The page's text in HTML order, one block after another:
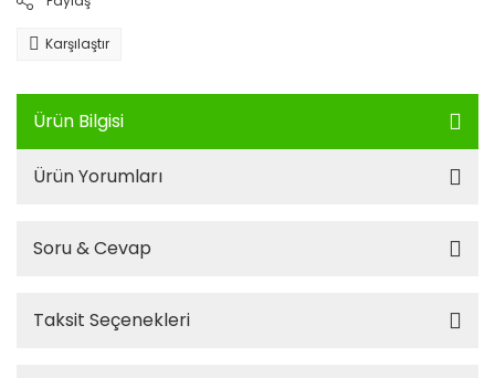
Karşılaştır
Ürün Bilgisi
Ürün Yorumları
Soru & Cevap
Taksit Seçenekleri